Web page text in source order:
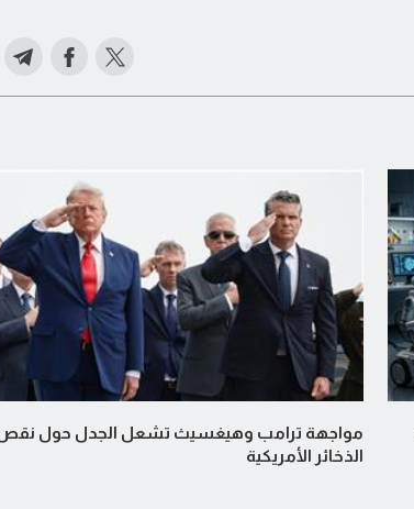
مواجهة ترامب وهيغسيث تشعل الجدل حول
الذخائر الأمريكية